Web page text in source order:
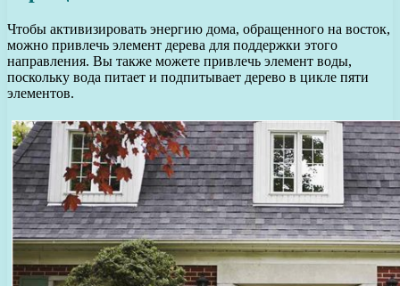
Чтобы активизировать энергию дома, обращенного на восток,
можно привлечь элемент дерева для поддержки этого
направления. Вы также можете привлечь элемент воды,
поскольку вода питает и подпитывает дерево в цикле пяти
элементов.